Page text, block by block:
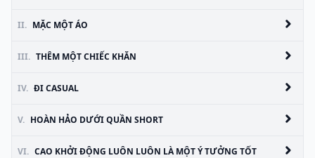
II. MẶC MỘT ÁO
III. THÊM MỘT CHIẾC KHĂN
IV. ĐI CASUAL
V. HOÀN HẢO DƯỚI QUẦN SHORT
VI. CAO KHỞI ĐỘNG LUÔN LUÔN LÀ MỘT Ý TƯỞNG TỐT